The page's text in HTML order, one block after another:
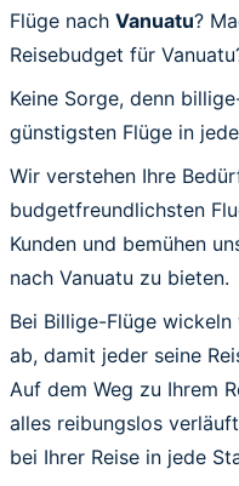
Flüge nach Vanuatu?
Reisebudget für
Keine Sorge, denn
günstigsten Flüge in
Wir verstehen Ihre
budgetfreundlichsten
Kunden und bemühen
nach Vanuatu zu bieten.
Bei Billige-Flüge
ab, damit jeder seine
Auf dem Weg zu Ihrem
alles reibungslos
bei Ihrer Reise in jede